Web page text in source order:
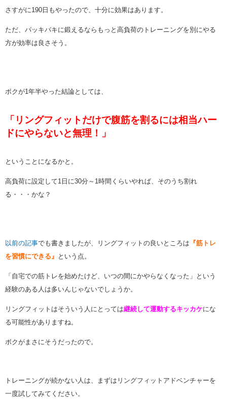
さすがに190日もやったので、十分に効果はあります。
ただ、バッキバキに鍛えるならもっと高負荷のトレーニングを別にやる
方が効率は良さそう。
ボクが1年半やった結論としては、
「リングフィットだけで腹筋を割るには相当ハー
ドにやらないと無理！」
ということになるかと。
高負荷に設定して1日に30分～1時間くらいやれば、そのうち割れ
る・・・かな？
以前の記事でも書きましたが、リングフィットの良いところは 『筋トレ
を習慣にできる』 という点。
「自宅での筋トレを始めたけど、いつの間にかやらなくなった」という
経験のある人は多いんじゃないでしょうか。
リングフィットはそういう人にとっては継続して運動するキッカケにな
る可能性がありますね。
ボクがまさにそうだったので。
トレーニングが続かない人は、まずはリングフィットアドベンチャーを
一度試してみてください。